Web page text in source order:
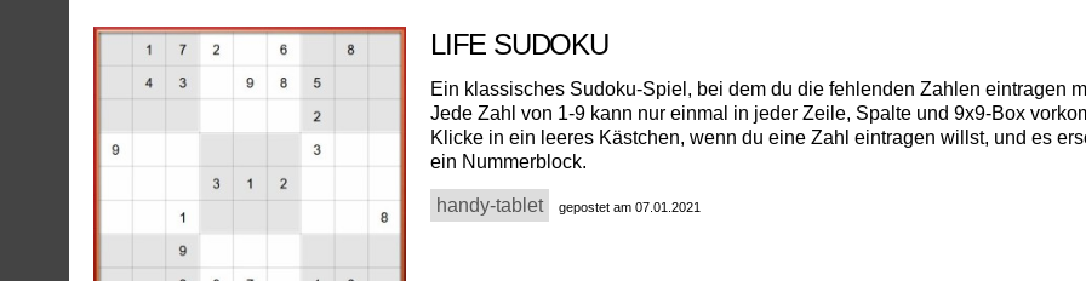
LIFE SUDOKU
Ein klassisches Sudoku-Spiel, bei dem du die fehlenden Zahlen eintragen
Jede Zahl von 1-9 kann nur einmal in jeder Zeile, Spalte und 9x9-Box
Klicke in ein leeres Kästchen, wenn du eine Zahl eintragen willst, und es
ein Nummerblock.
handy-tablet gepostet am 07.01.2021